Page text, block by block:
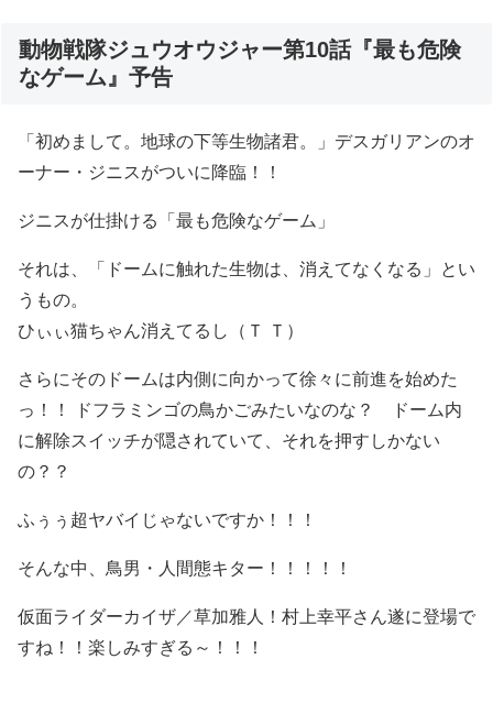
動物戦隊ジュウオウジャー第10話『最も危険
なゲーム』予告
「初めまして。地球の下等生物諸君。」デスガリアンのオ
ーナー・ジニスがついに降臨！！
ジニスが仕掛ける「最も危険なゲーム」
それは、「ドームに触れた生物は、消えてなくなる」とい
うもの。
ひぃぃ猫ちゃん消えてるし（Ｔ Ｔ）
さらにそのドームは内側に向かって徐々に前進を始めた
っ！！ ドフラミンゴの鳥かごみたいなのな？ ドーム内
に解除スイッチが隠されていて、それを押すしかない
の？？
ふぅぅ超ヤバイじゃないですか！！！
そんな中、鳥男・人間態キター！！！！！
仮面ライダーカイザ／草加雅人！村上幸平さん遂に登場で
すね！！楽しみすぎる～！！！